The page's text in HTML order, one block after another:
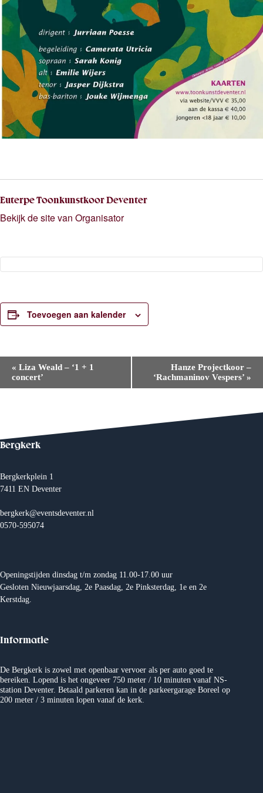
Euterpe Toonkunstkoor Deventer
Bekijk de site van Organisator
Toevoegen aan kalender
n
t
N
i
g
t
i
e
« Liza Weald – ‘1 + 1
concert’
Hanze Projectkoor –
‘Rachmaninov Vespers’ »
Bergkerk
Bergkerkplein 1
7411 EN Deventer
bergkerk@eventsdeventer.nl
0570-595074
Openingstijden dinsdag t/m zondag 11.00-17.00 uur
Gesloten Nieuwjaarsdag, 2e Paasdag, 2e Pinksterdag, 1e en 2e
Kerstdag.
Informatie
De Bergkerk is zowel met openbaar vervoer als per auto goed te
bereiken. Lopend is het ongeveer 750 meter / 10 minuten vanaf NS-
station Deventer. Betaald parkeren kan in de parkeergarage Boreel op
200 meter / 3 minuten lopen vanaf de kerk.